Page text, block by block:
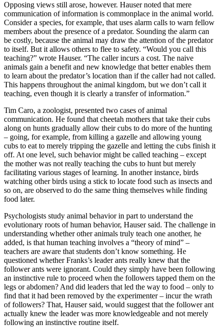
Opposing views still arose, however. Hauser noted that mere
communication of information is commonplace in the animal world.
Consider a species, for example, that uses alarm calls to warn fellow
members about the presence of a predator. Sounding the alarm can
be costly, because the animal may draw the attention of the predator
to itself. But it allows others to flee to safety. “Would you call this
teaching?” wrote Hauser. “The caller incurs a cost. The naive
animals gain a benefit and new knowledge that better enables them
to learn about the predator’s location than if the caller had not called.
This happens throughout the animal kingdom, but we don’t call it
teaching, even though it is clearly a transfer of information.”
Tim Caro, a zoologist, presented two cases of animal
communication. He found that cheetah mothers that take their cubs
along on hunts gradually allow their cubs to do more of the hunting
– going, for example, from killing a gazelle and allowing young
cubs to eat to merely tripping the gazelle and letting the cubs finish it
off. At one level, such behaviormight be called teaching – except
the mother was not really teaching the cubs to hunt but merely
facilitating various stages of learning. In another instance, birds
watching other birds using a stick to locate food such as insects and
so on, are observed to do the same thing themselves while finding
food later.
Psychologists study animal behavior in part to understand the
evolutionary roots of human behavior, Hauser said. The challenge in
understanding whether other animals truly teach one another, he
added, is that human teaching involves a “theory of mind” –
teachers are aware that students don’t know something. He
questioned whether Franks’s leader ants really knew that the
follower ants were ignorant. Could they simply have been following
an instinctive rule to proceed when the followers tapped them on the
legs or abdomen? And did leaders that led the way to food – only to
find that it had been removed by the experimenter – incur the wrath
of followers? That, Hauser said, would suggest that the follower ant
actually knew the leader was more knowledgeable and not merely
following an instinctive routine itself.